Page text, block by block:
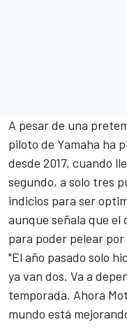
A pesar de una
piloto de Yamaha ha
desde 2017, cuando
segundo, a solo tres
indicios para ser
aunque señala que el
para poder pelear
"El año pasado solo
ya van dos. Va a
temporada. Ahora
mundo está